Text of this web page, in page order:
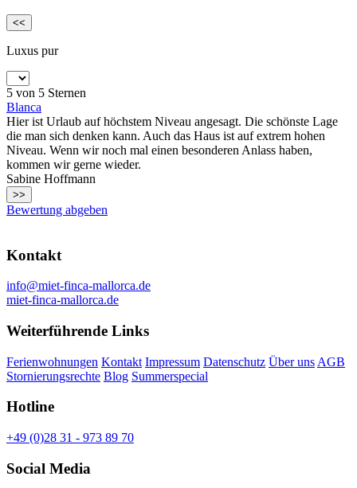
<<
Luxus pur
5 von 5 Sternen
Blanca
Hier ist Urlaub auf höchstem Niveau angesagt. Die schönste Lage
die man sich denken kann. Auch das Haus ist auf extrem hohen
Niveau. Wenn wir noch mal einen besonderen Anlass haben,
kommen wir gerne wieder.
Sabine Hoffmann
>>
Bewertung abgeben
Kontakt
info@miet-finca-mallorca.de
miet-finca-mallorca.de
Weiterführende Links
Ferienwohnungen Kontakt Impressum Datenschutz Über uns AGB
Stornierungsrechte Blog Summerspecial
Hotline
+49 (0)28 31 - 973 89 70
Social Media